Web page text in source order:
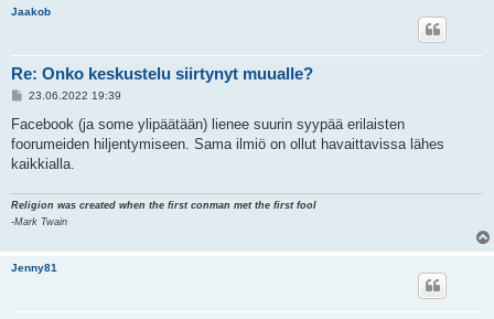
Jaakob
Re: Onko keskustelu siirtynyt muualle?
V
e
t
i
23.06.2022 19:39
Facebook (ja some ylipäätään) lienee suurin syypää erilaisten
foorumeiden hiljentymiseen. Sama ilmiö on ollut havaittavissa lähes
kaikkialla.
Religion was created when the first conman met the first fool
-Mark Twain
Jenny81